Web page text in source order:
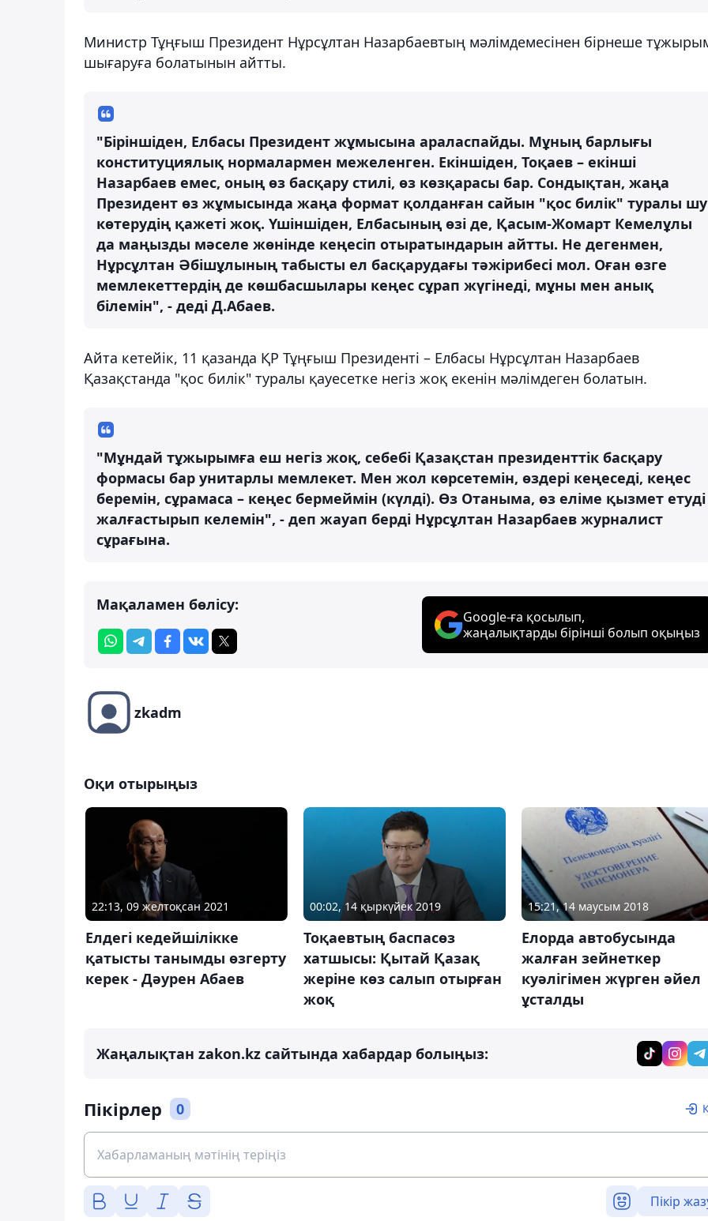
Министр Тұңғыш Президент Нұрсұлтан Назарбаевтың мәлімдемесінен бірнеше
шығаруға болатынын айтты.
"Біріншіден, Елбасы Президент жұмысына араласпайды. Мұның барлығы
конституциялық нормалармен межеленген. Екіншіден, Тоқаев – екінші
Назарбаев емес, оның өз басқару стилі, өз көзқарасы бар. Сондықтан, жаңа
Президент өз жұмысында жаңа формат қолданған сайын "қос билік" туралы шу
көтерудің қажеті жоқ. Үшіншіден, Елбасының өзі де, Қасым-Жомарт Кемелұлы
да маңызды мәселе жөнінде кеңесіп отыратындарын айтты. Не дегенмен,
Нұрсұлтан Әбішұлының табысты ел басқарудағы тәжірибесі мол. Оған өзге
мемлекеттердің де көшбасшылары кеңес сұрап жүгінеді, мұны мен анық
білемін", - деді Д.Абаев.
Айта кетейік, 11 қазанда ҚР Тұңғыш Президенті – Елбасы Нұрсұлтан Назарбаев
Қазақстанда "қос билік" туралы қауесетке негіз жоқ екенін мәлімдеген болатын.
"Мұндай тұжырымға еш негіз жоқ, себебі Қазақстан президенттік басқару
формасы бар унитарлы мемлекет. Мен жол көрсетемін, өздері кеңеседі, кеңес
беремін, сұрамаса – кеңес бермеймін (күлді). Өз Отаныма, өз еліме қызмет етуді
жалғастырып келемін", - деп жауап берді Нұрсұлтан Назарбаев журналист
сұрағына.
Мақаламен бөлісу:
Google-ға қосылып,
жаңалықтарды бірінші болып оқыңыз
zkadm
Оқи отырыңыз
22:13, 09 желтоқсан 2021
Елдегі кедейшілікке
қатысты танымды өзгерту
керек - Дәурен Абаев
00:02, 14 қыркүйек 2019
Тоқаевтың баспасөз
хатшысы: Қытай Қазақ
жеріне көз салып отырған
жоқ
15:21, 14 маусым 2018
Елорда автобусында
жалған зейнеткер
куәлігімен жүрген әйел
ұсталды
Жаңалықтан zakon.kz сайтында хабардар болыңыз:
Пікірлер 0
Пікір